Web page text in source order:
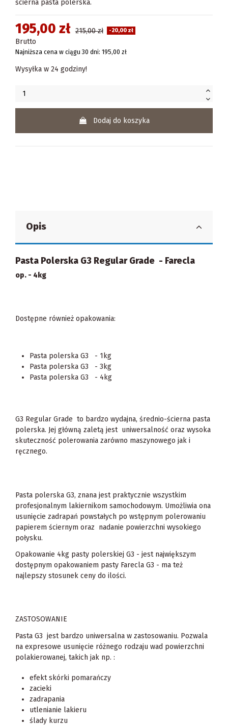
ścierna pasta polerska.
195,00 zł 215,00 zł -20,00 zł
Brutto
Najniższa cena w ciągu 30 dni: 195,00 zł
Wysyłka w 24 godziny!
Dodaj do koszyka
Opis
Pasta Polerska G3 Regular Grade - Farecla
op. - 4kg
Dostępne również opakowania:
Pasta polerska G3 - 1kg
Pasta polerska G3 - 3kg
Pasta polerska G3 - 4kg
G3 Regular Grade to bardzo wydajna, średnio-ścierna pasta
polerska. Jej główną zaletą jest uniwersalność oraz wysoka
skuteczność polerowania zarówno maszynowego jak i
ręcznego.
Pasta polerska G3, znana jest praktycznie wszystkim
profesjonalnym lakiernikom samochodowym. Umożliwia ona
usunięcie zadrapań powstałych po wstępnym polerowaniu
papierem ściernym oraz nadanie powierzchni wysokiego
połysku.
Opakowanie 4kg pasty polerskiej G3 - jest największym
dostępnym opakowaniem pasty Farecla G3 - ma też
najlepszy stosunek ceny do ilości.
ZASTOSOWANIE
Pasta G3 jest bardzo uniwersalna w zastosowaniu. Pozwala
na expresowe usunięcie różnego rodzaju wad powierzchni
polakierowanej, takich jak np. :
efekt skórki pomarańczy
zacieki
zadrapania
utlenianie lakieru
ślady kurzu